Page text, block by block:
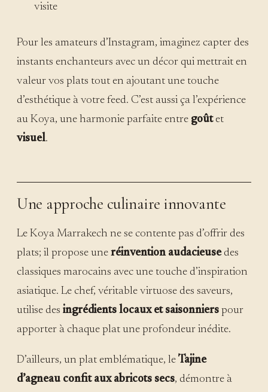
visite
Pour les amateurs d’Instagram, imaginez capter des
instants enchanteurs avec un décor qui mettrait en
valeur vos plats tout en ajoutant une touche
d’esthétique à votre feed. C’est aussi ça l’expérience
au Koya, une harmonie parfaite entre goûtet
visuel.
Une approche culinaire innovante
Le Koya Marrakech ne se contente pas d’offrir des
plats; il propose une réinvention audacieusedes
classiques marocains avec une touche d’inspiration
asiatique. Le chef, véritable virtuose des saveurs,
utilise des ingrédients locaux et saisonniers pour
apporter à chaque plat une profondeur inédite.
D’ailleurs, un plat emblématique, le Tajine
d’agneau confit aux abricots secs, démontre à